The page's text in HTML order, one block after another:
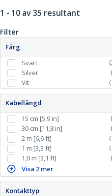
1 - 10 av 35 resultant
Filter
Färg
Svart
(
Silver
(
Vit
(
Kabellängd
15 cm [5,9 in]
30 cm [11,8 in]
2 m [6,6 ft]
(
1 m [3,3 ft]
(
1,0 m [3,1 ft]
(
Visa 2 mer
Kontakttyp